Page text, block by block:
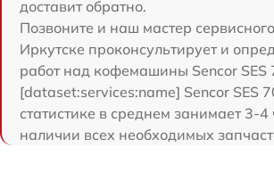
доставит обратно.
Позвоните и наш мастер
Иркутске проконсультирует и
работ над кофемашины Sencor SES
[dataset:services:name] Sencor SES
статистике в среднем занимает 3-4
наличии всех необходимых